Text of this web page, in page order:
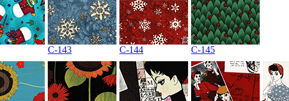
C-143 C-144 C-145